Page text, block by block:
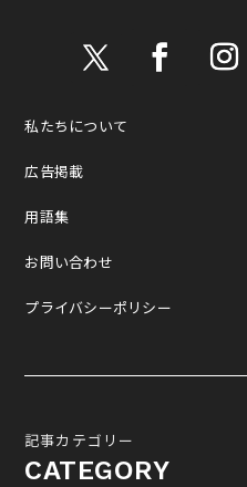
私たちについて
広告掲載
用語集
お問い合わせ
プライバシーポリシー
記事カテゴリー
CATEGORY